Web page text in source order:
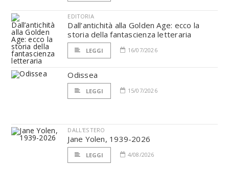
EDITORIA
Dall’antichità alla Golden Age: ecco la
storia della fantascienza letteraria
LEGGI 16/07/2026
Odissea
LEGGI 15/07/2026
DALL'ESTERO
Jane Yolen, 1939-2026
LEGGI 4/08/2026